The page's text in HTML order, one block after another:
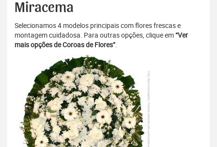
Miracema
Selecionamos 4 modelos principais com flores frescas e
montagem cuidadosa. Para outras opções, clique em“Ver
mais opções de Coroas de Flores”.